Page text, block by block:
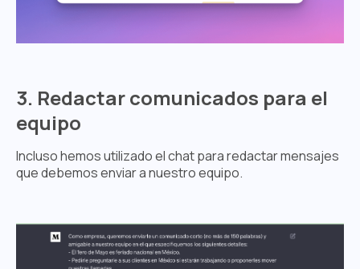
3. Redactar comunicados para el
equipo
Incluso hemos utilizado el chat para redactar mensajes
que debemos enviar a nuestro equipo.